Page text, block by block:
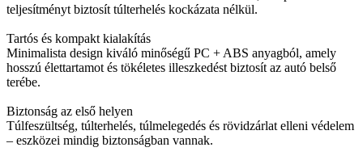
teljesítményt biztosít túlterhelés kockázata nélkül.
Tartós és kompakt kialakítás
Minimalista design kiváló minőségű PC + ABS anyagból, amely
hosszú élettartamot és tökéletes illeszkedést biztosít az autó belső
terébe.
Biztonság az első helyen
Túlfeszültség, túlterhelés, túlmelegedés és rövidzárlat elleni védelem
– eszközei mindig biztonságban vannak.